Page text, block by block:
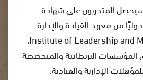
سيحصل المتدربون على شهادة
من معهد القيادة والإدارة
Institute of Leadership and Management (ilm)،
المؤسسات البريطانية والمتخصصة
الإدارية والقيادية.